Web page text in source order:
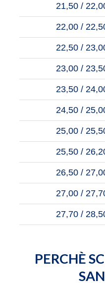
21,50 /
22,00 /
22,50 /
23,00 /
23,50 /
24,50 /
25,00 /
25,50 /
26,50 /
27,00 /
27,70 /
PERCHÈ